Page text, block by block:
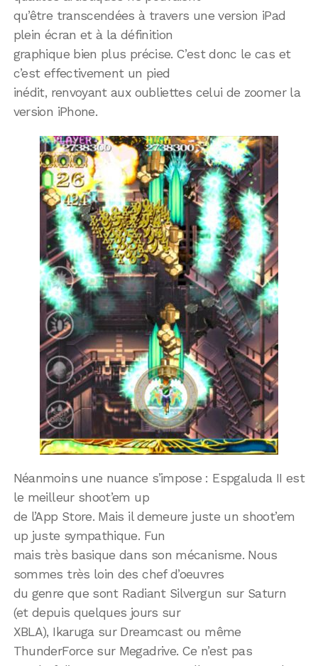
qu’être transcendées à travers une version iPad
plein écran et à la définition
graphique bien plus précise. C’est donc le cas et
c’est effectivement un pied
inédit, renvoyant aux oubliettes celui de zoomer la
version iPhone.
Néanmoins une nuance s’impose : Espgaluda II est
le meilleur shoot’em up
de l’App Store. Mais il demeure juste un shoot’em
up juste sympathique. Fun
mais très basique dans son mécanisme. Nous
sommes très loin des chef d’oeuvres
du genre que sont Radiant Silvergun sur Saturn
(et depuis quelques jours sur
XBLA), Ikaruga sur Dreamcast ou même
ThunderForce sur Megadrive. Ce n’est pas